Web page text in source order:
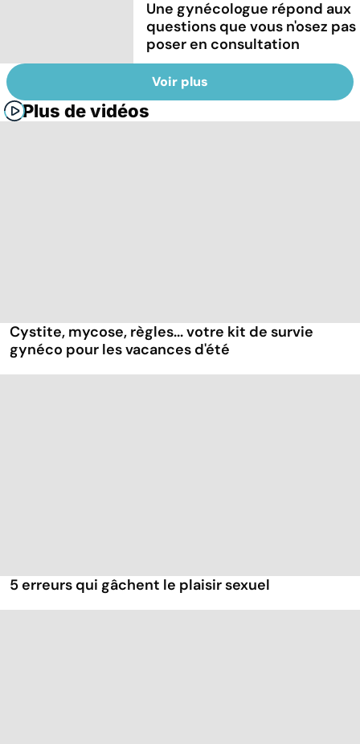
Une gynécologue répond aux
questions que vous n'osez pas
poser en consultation
Voir plus
Plus de vidéos
Cystite, mycose, règles... votre kit de survie
gynéco pour les vacances d'été
5 erreurs qui gâchent le plaisir sexuel